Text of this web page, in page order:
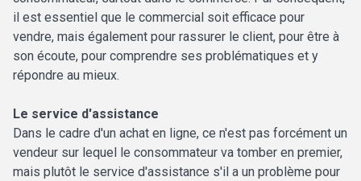
il est essentiel que le commercial soit efficace pour
vendre, mais également pour rassurer le client, pour être à
son écoute, pour comprendre ses problématiques et y
répondre au mieux.
Le service d'assistance
Dans le cadre d'un achat en ligne, ce n'est pas forcément un
vendeur sur lequel le consommateur va tomber en premier,
mais plutôt le service d'assistance s'il a un problème pour